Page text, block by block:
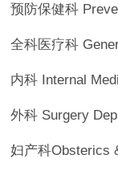
预防保健科
全科医疗科
内科 Internal
外科 Surgery
妇产科Obsterics